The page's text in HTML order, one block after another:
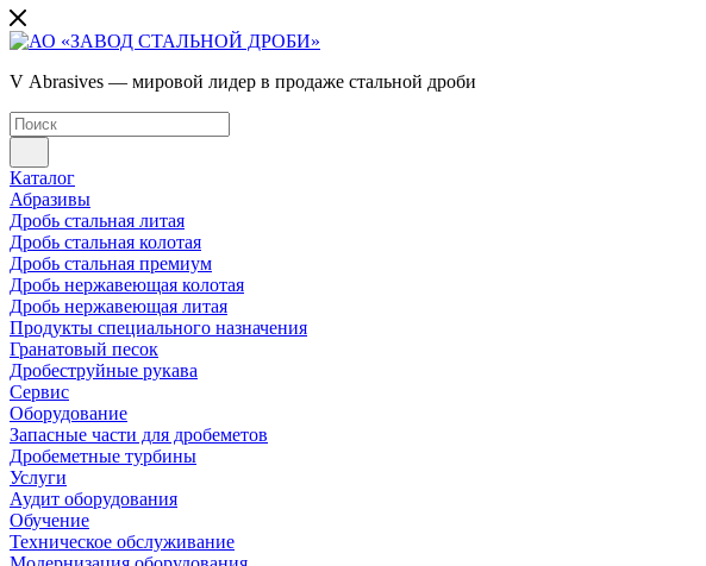
V Abrasives — мировой лидер в продаже стальной дроби
Каталог
Абразивы
Дробь стальная литая
Дробь стальная колотая
Дробь стальная премиум
Дробь нержавеющая колотая
Дробь нержавеющая литая
Продукты специального назначения
Гранатовый песок
Дробеструйные рукава
Сервис
Оборудование
Запасные части для дробеметов
Дробеметные турбины
Услуги
Аудит оборудования
Обучение
Техническое обслуживание